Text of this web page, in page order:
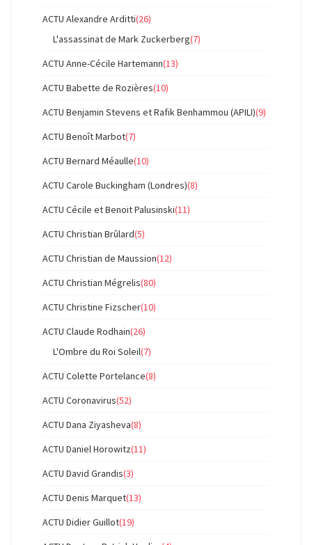
ACTU Alexandre Arditti(26)
L'assassinat de Mark Zuckerberg(7)
ACTU Anne-Cécile Hartemann(13)
ACTU Babette de Rozières(10)
ACTU Benjamin Stevens et Rafik Benhammou (APILI)(9)
ACTU Benoît Marbot(7)
ACTU Bernard Méaulle(10)
ACTU Carole Buckingham (Londres)(8)
ACTU Cécile et Benoit Palusinski(11)
ACTU Christian Brûlard(5)
ACTU Christian de Maussion(12)
ACTU Christian Mégrelis(80)
ACTU Christine Fizscher(10)
ACTU Claude Rodhain(26)
L'Ombre du Roi Soleil(7)
ACTU Colette Portelance(8)
ACTU Coronavirus(52)
ACTU Dana Ziyasheva(8)
ACTU Daniel Horowitz(11)
ACTU David Grandis(3)
ACTU Denis Marquet(13)
ACTU Didier Guillot(19)